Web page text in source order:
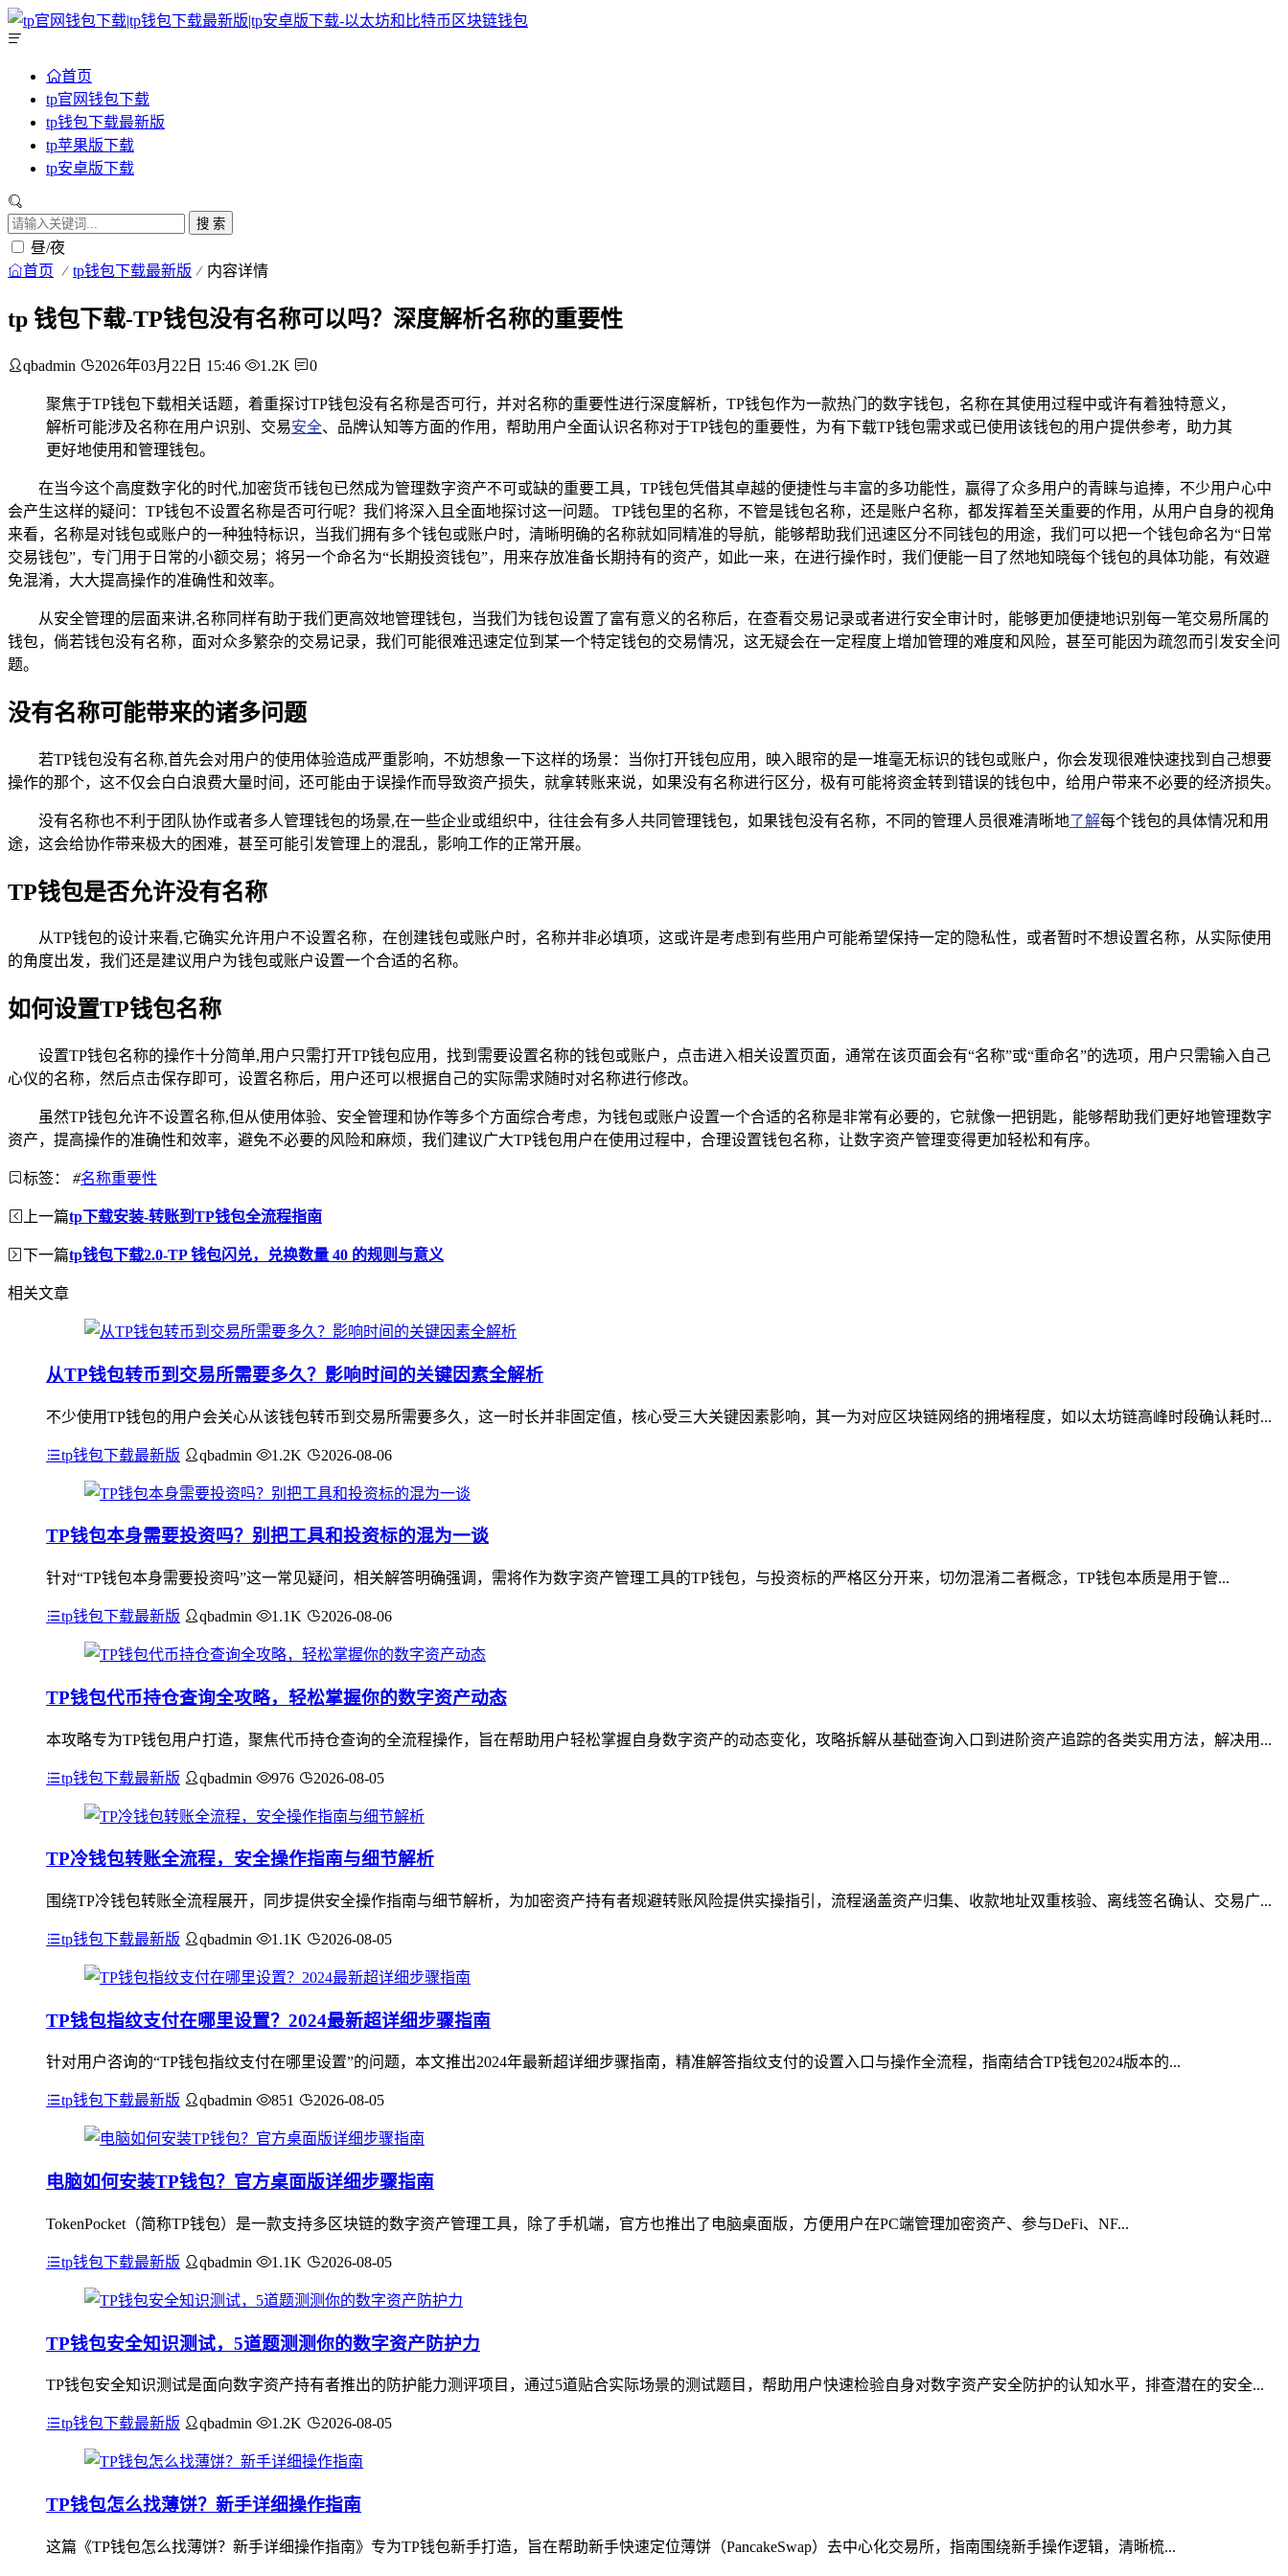
首页
tp官网钱包下载
tp钱包下载最新版
tp苹果版下载
tp安卓版下载
搜 索
昼/夜
首页 tp钱包下载最新版 内容详情
tp 钱包下载-TP钱包没有名称可以吗？深度解析名称的重要性
qbadmin 2026年03月22日 15:46 1.2K 0
聚焦于TP钱包下载相关话题，着重探讨TP钱包没有名称是否可行，并对名称的重要性进行深度解析，TP钱包作为一款热门的数字钱包，名称在其使用过程中或许有着独特意义，
解析可能涉及名称在用户识别、交易安全、品牌认知等方面的作用，帮助用户全面认识名称对于TP钱包的重要性，为有下载TP钱包需求或已使用该钱包的用户提供参考，助力其
更好地使用和管理钱包。
在当今这个高度数字化的时代,加密货币钱包已然成为管理数字资产不可或缺的重要工具，TP钱包凭借其卓越的便捷性与丰富的多功能性，赢得了众多用户的青睐与追捧，不少用户心中
会产生这样的疑问：TP钱包不设置名称是否可行呢？我们将深入且全面地探讨这一问题。 TP钱包里的名称，不管是钱包名称，还是账户名称，都发挥着至关重要的作用，从用户自身的视角
来看，名称是对钱包或账户的一种独特标识，当我们拥有多个钱包或账户时，清晰明确的名称就如同精准的导航，能够帮助我们迅速区分不同钱包的用途，我们可以把一个钱包命名为“日常
交易钱包”，专门用于日常的小额交易；将另一个命名为“长期投资钱包”，用来存放准备长期持有的资产，如此一来，在进行操作时，我们便能一目了然地知晓每个钱包的具体功能，有效避
免混淆，大大提高操作的准确性和效率。
从安全管理的层面来讲,名称同样有助于我们更高效地管理钱包，当我们为钱包设置了富有意义的名称后，在查看交易记录或者进行安全审计时，能够更加便捷地识别每一笔交易所属的
钱包，倘若钱包没有名称，面对众多繁杂的交易记录，我们可能很难迅速定位到某一个特定钱包的交易情况，这无疑会在一定程度上增加管理的难度和风险，甚至可能因为疏忽而引发安全问
题。
没有名称可能带来的诸多问题
若TP钱包没有名称,首先会对用户的使用体验造成严重影响，不妨想象一下这样的场景：当你打开钱包应用，映入眼帘的是一堆毫无标识的钱包或账户，你会发现很难快速找到自己想要
操作的那个，这不仅会白白浪费大量时间，还可能由于误操作而导致资产损失，就拿转账来说，如果没有名称进行区分，极有可能将资金转到错误的钱包中，给用户带来不必要的经济损失。
没有名称也不利于团队协作或者多人管理钱包的场景,在一些企业或组织中，往往会有多人共同管理钱包，如果钱包没有名称，不同的管理人员很难清晰地了解每个钱包的具体情况和用
途，这会给协作带来极大的困难，甚至可能引发管理上的混乱，影响工作的正常开展。
TP钱包是否允许没有名称
从TP钱包的设计来看,它确实允许用户不设置名称，在创建钱包或账户时，名称并非必填项，这或许是考虑到有些用户可能希望保持一定的隐私性，或者暂时不想设置名称，从实际使用
的角度出发，我们还是建议用户为钱包或账户设置一个合适的名称。
如何设置TP钱包名称
设置TP钱包名称的操作十分简单,用户只需打开TP钱包应用，找到需要设置名称的钱包或账户，点击进入相关设置页面，通常在该页面会有“名称”或“重命名”的选项，用户只需输入自己
心仪的名称，然后点击保存即可，设置名称后，用户还可以根据自己的实际需求随时对名称进行修改。
虽然TP钱包允许不设置名称,但从使用体验、安全管理和协作等多个方面综合考虑，为钱包或账户设置一个合适的名称是非常有必要的，它就像一把钥匙，能够帮助我们更好地管理数字
资产，提高操作的准确性和效率，避免不必要的风险和麻烦，我们建议广大TP钱包用户在使用过程中，合理设置钱包名称，让数字资产管理变得更加轻松和有序。
标签： #名称重要性
上一篇tp下载安装-转账到TP钱包全流程指南
下一篇tp钱包下载2.0-TP 钱包闪兑，兑换数量 40 的规则与意义
相关文章
从TP钱包转币到交易所需要多久？影响时间的关键因素全解析
不少使用TP钱包的用户会关心从该钱包转币到交易所需要多久，这一时长并非固定值，核心受三大关键因素影响，其一为对应区块链网络的拥堵程度，如以太坊链高峰时段确认耗时...
tp钱包下载最新版 qbadmin 1.2K 2026-08-06
TP钱包本身需要投资吗？别把工具和投资标的混为一谈
针对“TP钱包本身需要投资吗”这一常见疑问，相关解答明确强调，需将作为数字资产管理工具的TP钱包，与投资标的严格区分开来，切勿混淆二者概念，TP钱包本质是用于管...
tp钱包下载最新版 qbadmin 1.1K 2026-08-06
TP钱包代币持仓查询全攻略，轻松掌握你的数字资产动态
本攻略专为TP钱包用户打造，聚焦代币持仓查询的全流程操作，旨在帮助用户轻松掌握自身数字资产的动态变化，攻略拆解从基础查询入口到进阶资产追踪的各类实用方法，解决用...
tp钱包下载最新版 qbadmin 976 2026-08-05
TP冷钱包转账全流程，安全操作指南与细节解析
围绕TP冷钱包转账全流程展开，同步提供安全操作指南与细节解析，为加密资产持有者规避转账风险提供实操指引，流程涵盖资产归集、收款地址双重核验、离线签名确认、交易广...
tp钱包下载最新版 qbadmin 1.1K 2026-08-05
TP钱包指纹支付在哪里设置？2024最新超详细步骤指南
针对用户咨询的“TP钱包指纹支付在哪里设置”的问题，本文推出2024年最新超详细步骤指南，精准解答指纹支付的设置入口与操作全流程，指南结合TP钱包2024版本的...
tp钱包下载最新版 qbadmin 851 2026-08-05
电脑如何安装TP钱包？官方桌面版详细步骤指南
TokenPocket（简称TP钱包）是一款支持多区块链的数字资产管理工具，除了手机端，官方也推出了电脑桌面版，方便用户在PC端管理加密资产、参与DeFi、NF...
tp钱包下载最新版 qbadmin 1.1K 2026-08-05
TP钱包安全知识测试，5道题测测你的数字资产防护力
TP钱包安全知识测试是面向数字资产持有者推出的防护能力测评项目，通过5道贴合实际场景的测试题目，帮助用户快速检验自身对数字资产安全防护的认知水平，排查潜在的安全...
tp钱包下载最新版 qbadmin 1.2K 2026-08-05
TP钱包怎么找薄饼？新手详细操作指南
这篇《TP钱包怎么找薄饼？新手详细操作指南》专为TP钱包新手打造，旨在帮助新手快速定位薄饼（PancakeSwap）去中心化交易所，指南围绕新手操作逻辑，清晰梳...